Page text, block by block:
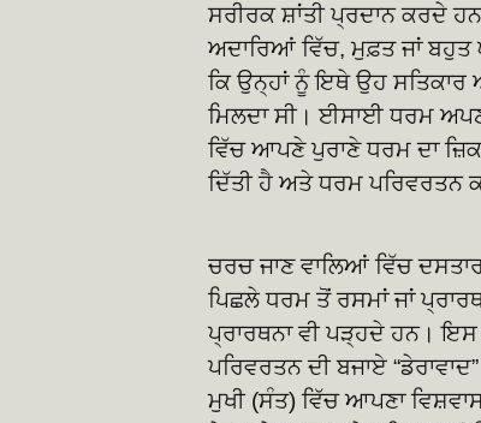
ਸਰੀਰਕ ਸ਼ਾਂਤੀ ਪ੍ਰਦਾਨ ਕਰਦੇ
ਅਦਾਰਿਆਂ ਵਿੱਚ, ਮੁਫ਼ਤ ਜਾਂ ਬਹੁਤ
ਕਿ ਉਨ੍ਹਾਂ ਨੂੰ ਇਥੇ ਉਹ ਸਤਿਕਾਰ
ਮਿਲਦਾ ਸੀ। ਈਸਾਈ ਧਰਮ
ਵਿੱਚ ਆਪਣੇ ਪੁਰਾਣੇ ਧਰਮ ਦਾ
ਦਿੱਤੀ ਹੈ ਅਤੇ ਧਰਮ ਪਰਿਵਰਤਨ
ਚਰਚ ਜਾਣ ਵਾਲਿਆਂ ਵਿੱਚ
ਪਿਛਲੇ ਧਰਮ ਤੋਂ ਰਸਮਾਂ ਜਾਂ
ਪ੍ਰਾਰਥਨਾ ਵੀ ਪੜ੍ਹਦੇ ਹਨ।
ਪਰਿਵਰਤਨ ਦੀ ਬਜਾਏ
ਮੁਖੀ (ਸੰਤ) ਵਿੱਚ ਆਪਣਾ